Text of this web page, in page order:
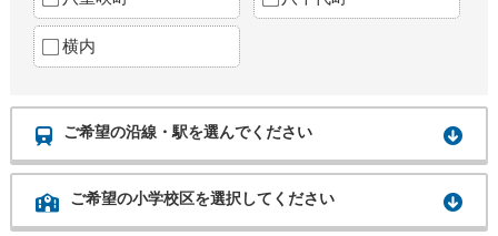
横内
ご希望の沿線・駅を選んでください
ご希望の小学校区を選択してください